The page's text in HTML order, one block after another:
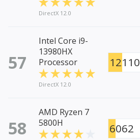
DirectX 12.0
57
Intel Core i9-
13980HX
Processor
DirectX 12.0
12110
58
AMD Ryzen 7
5800H
6062